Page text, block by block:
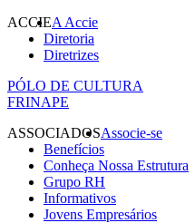
ACCIEA Accie
Diretoria
Diretrizes
PÓLO DE CULTURA
FRINAPE
ASSOCIADOSAssocie-se
Benefícios
Conheça Nossa Estrutura
Grupo RH
Informativos
Jovens Empresários